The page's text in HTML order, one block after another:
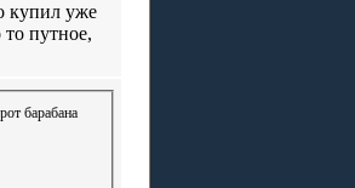
купил уже
то путное,
барабана